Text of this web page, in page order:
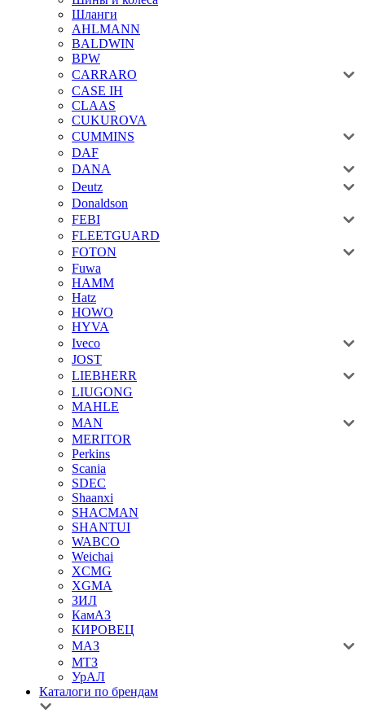
Шланги
AHLMANN
BALDWIN
BPW
CARRARO
CASE IH
CLAAS
CUKUROVA
CUMMINS
DAF
DANA
Deutz
Donaldson
FEBI
FLEETGUARD
FOTON
Fuwa
HAMM
Hatz
HOWO
HYVA
Iveco
JOST
LIEBHERR
LIUGONG
MAHLE
MAN
MERITOR
Perkins
Scania
SDEC
Shaanxi
SHACMAN
SHANTUI
WABCO
Weichai
XCMG
XGMA
ЗИЛ
КамАЗ
КИРОВЕЦ
МАЗ
МТЗ
УрАЛ
Каталоги по брендам